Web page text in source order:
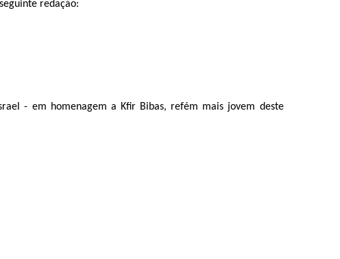
redação:
- em homenagem a Kfir Bibas, refém mais jovem deste